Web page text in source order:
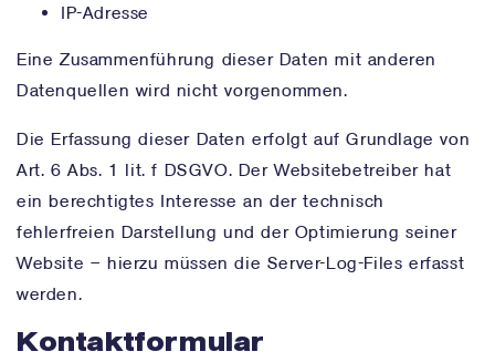
IP-Adresse
Eine Zusammenführung dieser Daten mit anderen
Datenquellen wird nicht vorgenommen.
Die Erfassung dieser Daten erfolgt auf Grundlage von
Art. 6 Abs. 1 lit. f DSGVO. Der Websitebetreiber hat
ein berechtigtes Interesse an der technisch
fehlerfreien Darstellung und der Optimierung seiner
Website – hierzu müssen die Server-Log-Files erfasst
werden.
Kontaktformular